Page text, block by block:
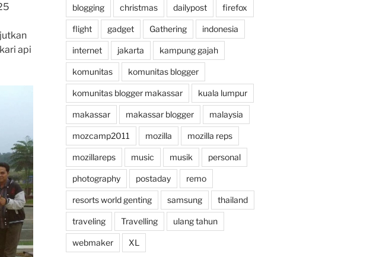
api
blogging christmas dailypost firefox
flight gadget Gathering indonesia
internet jakarta kampung gajah
komunitas komunitas blogger
komunitas blogger makassar kuala lumpur
makassar makassar blogger malaysia
mozcamp2011 mozilla mozilla reps
mozillareps music musik personal
photography postaday remo
resorts world genting samsung thailand
traveling Travelling ulang tahun
webmaker XL